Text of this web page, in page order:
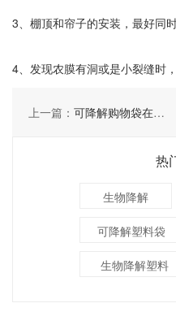
3、棚顶和帘子的安装，最好同时
4、发现农膜有洞或是小裂缝时
上一篇： 可降解购物袋在使用中要考虑几点
热
生物降解
可降解塑料袋
生物降解塑料